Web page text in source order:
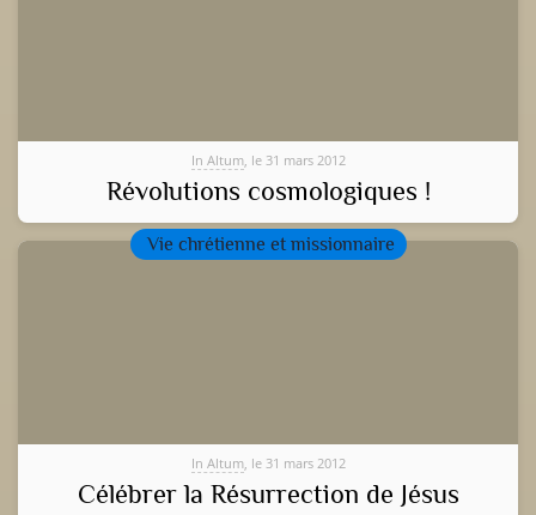
In Altum, le 31 mars 2012
Révolutions cosmologiques !
Vie chrétienne et missionnaire
In Altum, le 31 mars 2012
Célébrer la Résurrection de Jésus